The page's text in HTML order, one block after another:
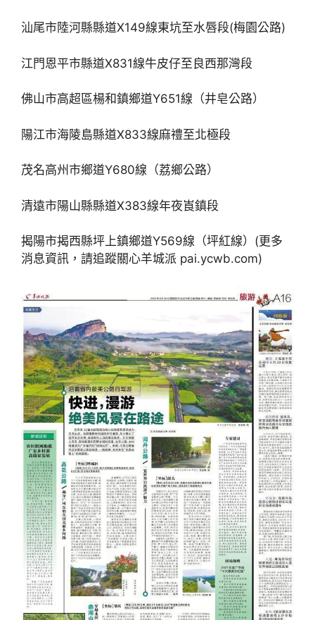
汕尾市陸河縣縣道X149線東坑至水唇段(梅園公路)
江門恩平市縣道X831線牛皮仔至良西那灣段
佛山市高超區楊和鎮鄉道Y651線（井皂公路）
陽江市海陵島縣道X833線麻禮至北極段
茂名高州市鄉道Y680線（荔鄉公路）
清遠市陽山縣縣道X383線年夜崀鎮段
揭陽市揭西縣坪上鎮鄉道Y569線（坪紅線）(更多
消息資訊，請追蹤關心羊城派 pai.ycwb.com)